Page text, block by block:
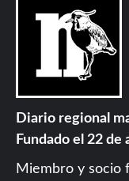
Diario regional
Fundado el 22 de
Miembro y socio